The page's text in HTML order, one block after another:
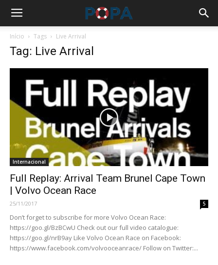
Início Tags Live Arrival
Tag: Live Arrival
Internacional
Full Replay: Arrival Team Brunel Cape Town
| Volvo Ocean Race
25/11/2017 5
Don’t forget to subscribe for more Volvo Ocean Race:
https://goo.gl/BzBCwU Check out our full video catalogue:
https://goo.gl/nrB9ay Like Volvo Ocean Race on Facebook:
https://www.facebook.com/volvooceanrace/ Follow on Twitter:...